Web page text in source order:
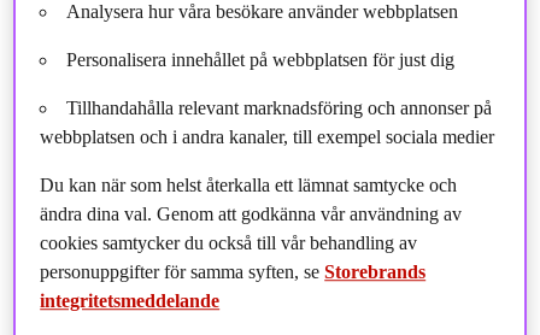
Med en ny naturpolicy stärker nu Storebrand Asset
Analysera hur våra besökare använder webbplatsen
Personalisera innehållet på webbplatsen för just dig
Tillhandahålla relevant marknadsföring och annonser på
webbplatsen och i andra kanaler, till exempel sociala medier
Du kan när som helst återkalla ett lämnat samtycke och
ändra dina val. Genom att godkänna vår användning av
cookies samtycker du också till vår behandling av
personuppgifter för samma syften, seStorebrands
integritetsmeddelande